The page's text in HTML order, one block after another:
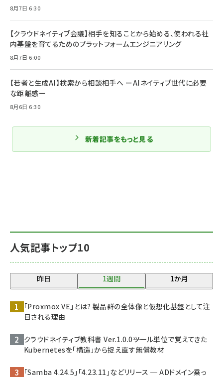
人気記事トップ10
昨日 1週間 1か月
「Proxmox VE」とは? 製品群の全体像と仮想化基盤として注
目される理由
クラウドネイティブ教科書 Ver.1.0.0――ツール単位で覚えてきた
Kubernetesを「構造」から捉え直す無償教材
「Samba 4.24.5」「4.23.11」などリリース ─ ADドメイン乗っ
8月7日 6:30
【クラウドネイティブ会議】相手を知ることから始める、使われる社
内基盤を育てるためのプラットフォームエンジニアリング
8月7日 6:00
【若者と生成AI】検索から相談相手へ ーAIネイティブ世代に必要
な距離感ー
8月6日 6:30
新着記事をもっと見る